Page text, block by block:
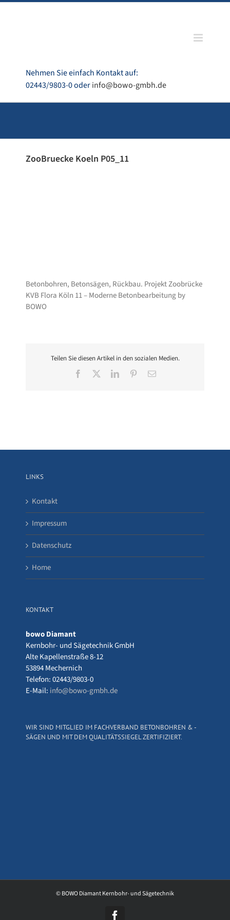
Zum
Nehmen Sie einfach Kontakt auf:
02443/9803-0 oderinfo@bowo-gmbh.de
ZooBruecke Koeln P05_11
Betonbohren, Betonsägen, Rückbau. Projekt Zoobrücke
KVB Flora Köln 11 – Moderne Betonbearbeitung by
BOWO
Teilen Sie diesen Artikel in den sozialen Medien.
Facebook LinkedInPinterest
E-
LINKS
Kontakt
Impressum
Datenschutz
Home
KONTAKT
bowo Diamant
Kernbohr- und Sägetechnik GmbH
Alte Kapellenstraße 8-12
53894 Mechernich
Telefon: 02443/9803-0
E-Mail: info@bowo-gmbh.de
WIR SIND MITGLIED IM FACHVERBAND BETONBOHREN & -
SÄGEN UND MIT DEM QUALITÄTSSIEGEL ZERTIFIZIERT.
© BOWO Diamant Kernbohr- und Sägetechnik